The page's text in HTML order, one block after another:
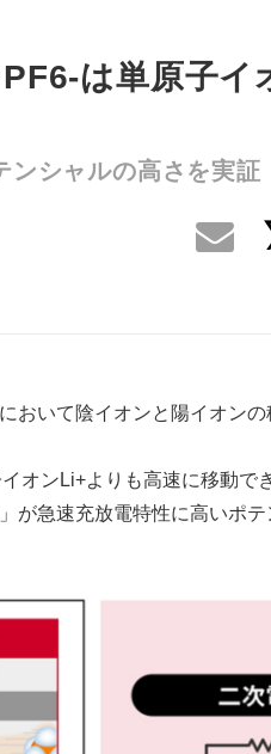
は単原子イ
ンシャルの高さを実証
おいて陰イオンと陽イオン
オンLi+よりも高速に移動で
が急速充放電特性に高いポテ